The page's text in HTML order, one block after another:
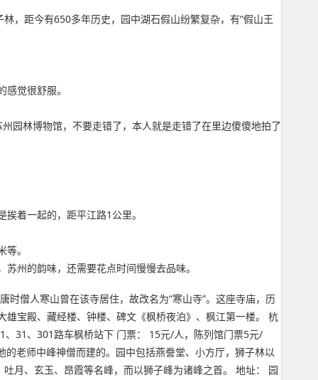
，距今有650多年历史，园中湖石假山纷繁复杂，有“假山王
觉很舒服。
园林博物馆，不要走错了，本人就是走错了在里边傻傻地拍了
着一起的，距平江路1公里。
。
州的韵味，还需要花点时间慢慢去品味。
僧人寒山曾在该寺居住，故改名为“寒山寺”。这座寺庙，历
宝殿、藏经楼、钟楼、碑文《枫桥夜泊》、枫江第一楼。 杭
31、301路车枫桥站下 门票： 15元/人，陈列馆门票5元/
老师中峰神僧而建的。园中包括燕誊堂、小方厅，狮子林以
月、玄玉、昂霞等名峰，而以狮子峰为诸峰之首。 地址： 园